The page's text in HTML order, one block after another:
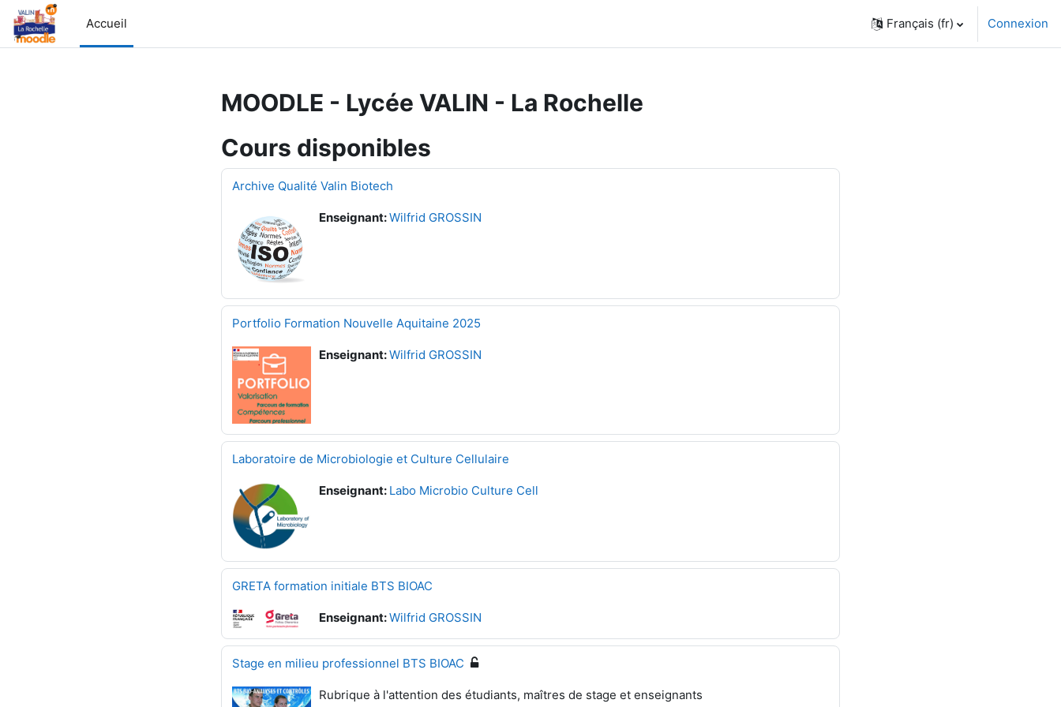
Passer au contenu principal
Accueil
Français ‎(fr)‎ Connexion
MOODLE - Lycée VALIN - La Rochelle
Cours disponibles
Archive Qualité Valin Biotech
Enseignant:Wilfrid GROSSIN
Portfolio Formation Nouvelle Aquitaine 2025
Enseignant:Wilfrid GROSSIN
Laboratoire de Microbiologie et Culture Cellulaire
Enseignant: Labo Microbio Culture Cell
GRETA formation initiale BTS BIOAC
Enseignant:Wilfrid GROSSIN
Stage en milieu professionnel BTS BIOAC
Rubrique à l'attention des étudiants, maîtres de stage et enseignants